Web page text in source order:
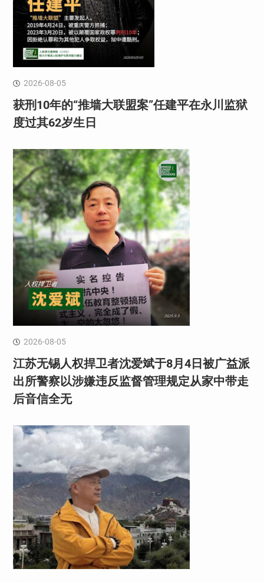
2026-08-05
获刑10年的“推墙大联盟案”任建平在永川监狱
度过其62岁生日
2026-08-05
江苏无锡人权捍卫者沈爱斌于8月4日被广益派
出所警察以涉嫌违反监督管理规定从家中带走
后音信全无